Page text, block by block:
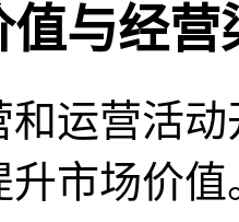
与经营
和运营活
升市场价值